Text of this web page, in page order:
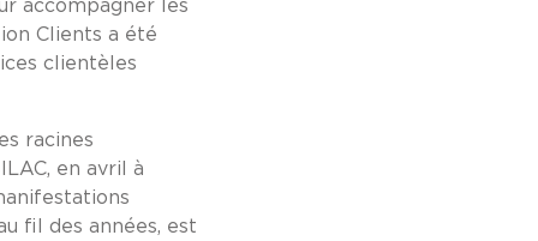
accompagner les
Clients a été
clientèles
racines
en avril à
fil des années, est